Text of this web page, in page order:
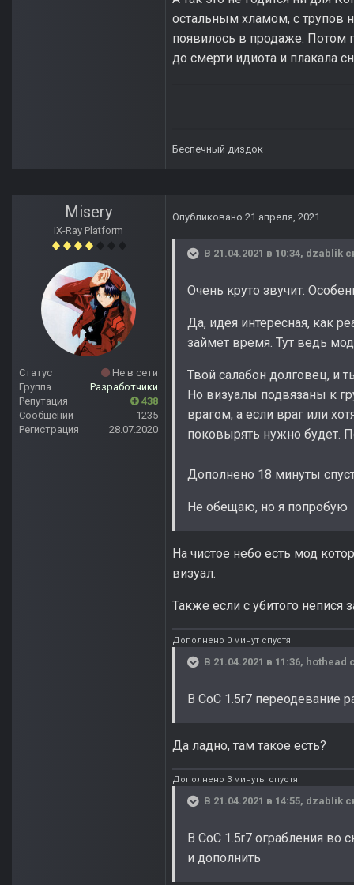
остальным хламом, с трупов
появилось в продаже. Потом
до смерти идиота и плакала
Беспечный диздок
Misery
IX-Ray Platform
Статус
Не в сети
Группа
Разработчики
Репутация
438
Сообщений
1235
Регистрация
28.07.2020
Опубликовано 21 апреля, 2021
В 21.04.2021 в 10:34, dzablik
Очень круто звучит.
Да, идея интересная, как
займет время. Тут ведь
Твой салабон долговец, и
Но визуалы подвязаны к
врагом, а если враг или
поковырять нужно будет.
Дополнено 18 минуты
Не обещаю, но я попробую
На чистое небо есть мод
визуал.
Также если с убитого непися
Дополнено 0 минут спустя
В 21.04.2021 в 11:36, hothead
В CoC 1.5r7 переодевание
Да ладно, там такое есть?
Дополнено 3 минуты спустя
В 21.04.2021 в 14:55, dzablik
В СоС 1.5r7 ограбления во
и дополнить